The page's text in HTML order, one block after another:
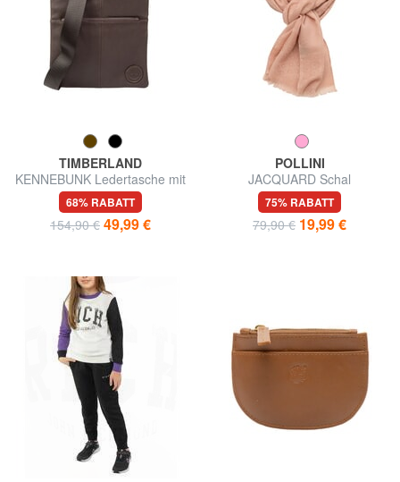
TIMBERLAND
KENNEBUNK Ledertasche mit
Tasche
68% RABATT
154,90 € 49,99 €
POLLINI
JACQUARD Schal
75% RABATT
79,90 € 19,99 €